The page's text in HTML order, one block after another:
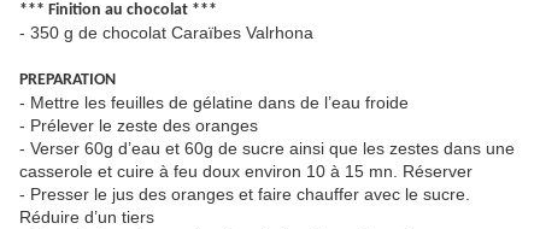
*** Finition au chocolat ***
- 350 g de chocolat Caraïbes Valrhona
PREPARATION
- Mettre les feuilles de gélatine dans de l’eau froide
- Prélever le zeste des oranges
- Verser 60g d’eau et 60g de sucre ainsi que les zestes dans une
casserole et cuire à feu doux environ 10 à 15 mn. Réserver
- Presser le jus des oranges et faire chauffer avec le sucre.
Réduire d’un tiers